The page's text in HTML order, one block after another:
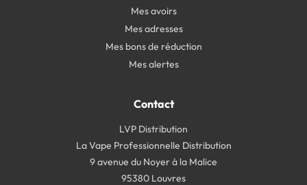
Mes avoirs
Mes adresses
Mes bons de réduction
Mes alertes
Contact
LVP Distribution
La Vape Professionnelle Distribution
9 avenue du Noyer à la Malice
95380 Louvres